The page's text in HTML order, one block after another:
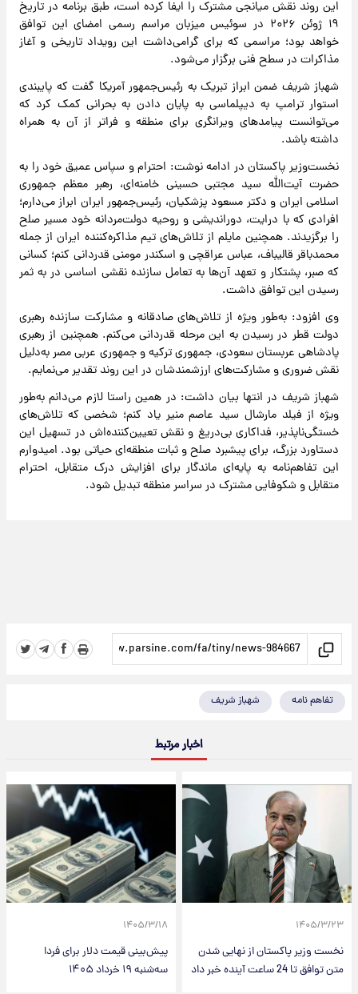
این روند نقش میانجی مشترک را ایفا کرده است، طبق برنامه در تاریخ
۱۹ ژوئن ۲۰۲۶ در سوئیس میزبان مراسم رسمی امضای این توافق
خواهد بود؛ مراسمی که برای گرامی‌داشت این رویداد تاریخی و آغاز
مذاکرات در سطح فنی برگزار می‌شود.
شهباز شریف ضمن ابراز تبریک به رئیس‌جمهور آمریکا گفت که پایبندی
استوار ترامپ به دیپلماسی به پایان دادن به بحرانی کمک کرد که
می‌توانست پیامدهای ویرانگری برای منطقه و فراتر از آن به همراه
داشته باشد.
نخست‌وزیر پاکستان در ادامه نوشت: احترام و سپاس عمیق خود را به
حضرت آیت‌الله سید مجتبی حسینی خامنه‌ای، رهبر معظم جمهوری
اسلامی ایران و دکتر مسعود پزشکیان، رئیس‌جمهور ایران ابراز می‌دارم؛
افرادی که با درایت، دوراندیشی و روحیه دولت‌مردانه خود مسیر صلح
را برگزیدند. همچنین مایلم از تلاش‌های تیم مذاکره‌کننده ایران از جمله
محمدباقر قالیباف، عباس عراقچی و اسکندر مومنی قدردانی کنم؛ کسانی
که صبر، پشتکار و تعهد آن‌ها به تعامل سازنده نقشی اساسی در به ثمر
رسیدن این توافق داشت.
وی افزود: به‌طور ویژه از تلاش‌های صادقانه و مشارکت سازنده رهبری
دولت قطر در رسیدن به این مرحله قدردانی می‌کنم. همچنین از رهبری
پادشاهی عربستان سعودی، جمهوری ترکیه و جمهوری عربی مصر به‌دلیل
نقش ضروری و مشارکت‌های ارزشمندشان در این روند تقدیر می‌نمایم.
شهباز شریف در انتها بیان داشت: در همین راستا لازم می‌دانم به‌طور
ویژه از فیلد مارشال سید عاصم منیر یاد کنم؛ شخصی که تلاش‌های
خستگی‌ناپذیر، فداکاری بی‌دریغ و نقش تعیین‌کننده‌اش در تسهیل این
دستاورد بزرگ، برای پیشبرد صلح و ثبات منطقه‌ای حیاتی بود. امیدوارم
این تفاهم‌نامه به پایه‌ای ماندگار برای افزایش درک متقابل، احترام
متقابل و شکوفایی مشترک در سراسر منطقه تبدیل شود.
تفاهم نامه شهباز شریف
اخبار مرتبط
۱۴۰۵/۳/۲۳
نخست وزیر پاکستان از نهایی شدن
متن توافق تا 24 ساعت آینده خبر داد
۱۴۰۵/۳/۱۸
پیش‌بینی قیمت دلار برای فردا
سه‌شنبه ۱۹ خرداد ۱۴۰۵